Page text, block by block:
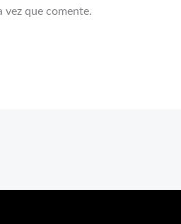
vez que comente.